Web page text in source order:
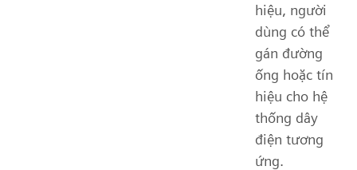
hiệu, người
dùng có thể
gán đường
ống hoặc tín
hiệu cho hệ
thống dây
điện tương
ứng.